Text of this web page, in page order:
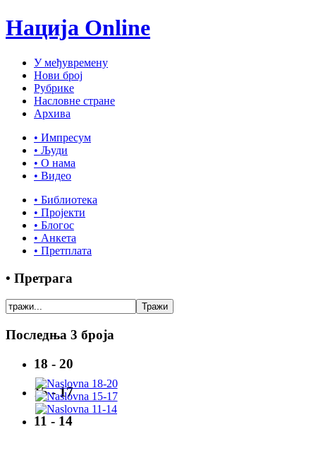
Нација Online
У међувремену
Нови број
Рубрике
Насловне стране
Архива
• Импресум
• Људи
• О нама
• Видео
• Библиотека
• Пројекти
• Блогос
• Анкета
• Претплата
• Претрага
Последња 3 броја
18 - 20
15 - 17
11 - 14